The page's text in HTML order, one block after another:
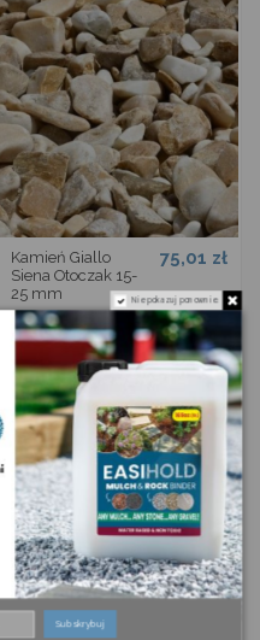
Kamień Giallo
Siena Otoczak 15-
25 mm
75,01 zł
Kamień Ice Blue
Otoczak 25-40mm
74,30 zł
Nie pokazuj ponownie.
Subskrybuj